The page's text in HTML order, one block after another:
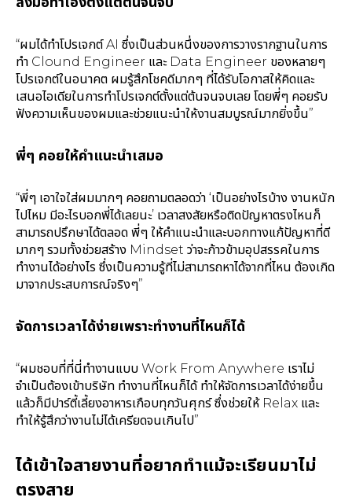
“ผมได้ทำโปรเจกต์ AI ซึ่งเป็นส่วนหนึ่งของการวางรากฐานในการ
ทำ Clound Engineer และ Data Engineer ของหลายๆ
โปรเจกต์ในอนาคต ผมรู้สึกโชคดีมากๆ ที่ได้รับโอกาสให้คิดและ
เสนอไอเดียในการทำโปรเจกต์ตั้งแต่ต้นจนจบเลย โดยพี่ๆ คอยรับ
ฟังความเห็นของผมและช่วยแนะนำให้งานสมบูรณ์มากยิ่งขึ้น”
พี่ๆ คอยให้คำแนะนำเสมอ
“พี่ๆ เอาใจใส่ผมมากๆ คอยถามตลอดว่า ‘เป็นอย่างไรบ้าง งานหนัก
ไปไหม มีอะไรบอกพี่ได้เลยนะ’ เวลาสงสัยหรือติดปัญหาตรงไหนก็
สามารถปรึกษาได้ตลอด พี่ๆ ให้คำแนะนำและบอกทางแก้ปัญหาที่ดี
มากๆ รวมทั้งช่วยสร้าง Mindset ว่าจะก้าวข้ามอุปสรรคในการ
ทำงานได้อย่างไร ซึ่งเป็นความรู้ที่ไม่สามารถหาได้จากที่ไหน ต้องเกิด
มาจากประสบการณ์จริงๆ”
จัดการเวลาได้ง่ายเพราะทำงานที่ไหนก็ได้
“ผมชอบที่ที่นี่ทำงานแบบ Work From Anywhere เราไม่
จำเป็นต้องเข้าบริษัท ทำงานที่ไหนก็ได้ ทำให้จัดการเวลาได้ง่ายขึ้น
แล้วก็มีปาร์ตี้เลี้ยงอาหารเกือบทุกวันศุกร์ ซึ่งช่วยให้ Relax และ
ทำให้รู้สึกว่างานไม่ได้เครียดจนเกินไป”
ได้เข้าใจสายงานที่อยากทำแม้จะเรียนมาไม่
ตรงสาย